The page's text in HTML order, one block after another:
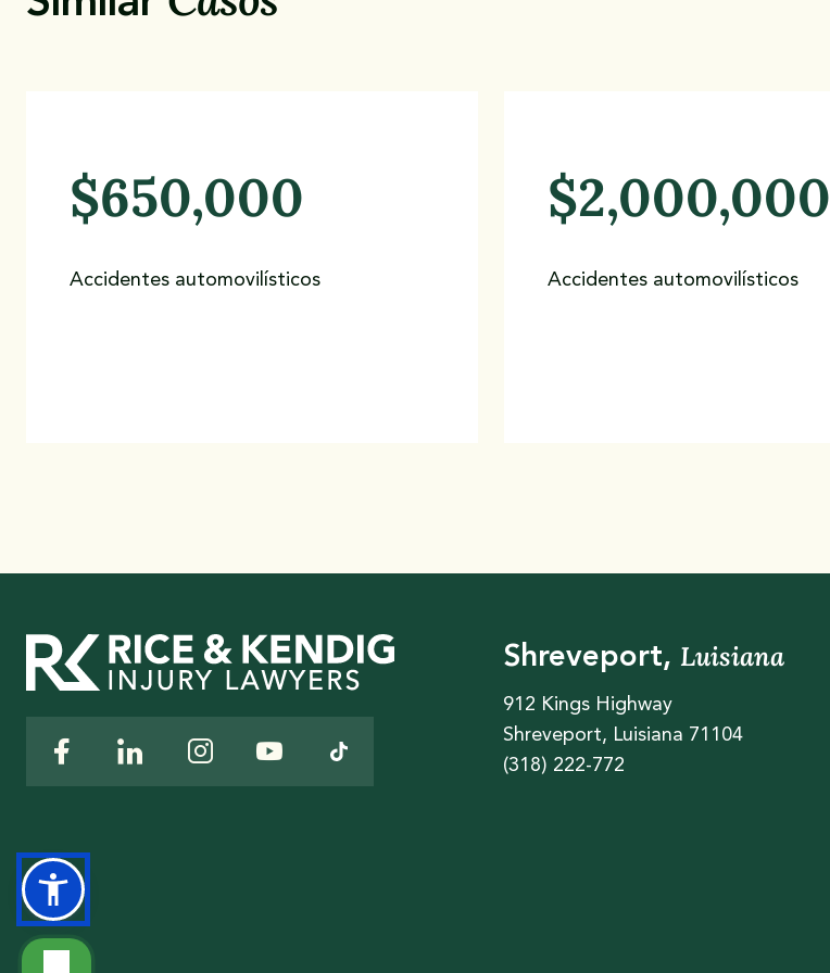
$650,000
Accidentes automovilísticos
$2,000,000
Accidentes automovilísticos
Shreveport, Luisiana
912 Kings Highway
Shreveport, Luisiana 71104
(318) 222-772